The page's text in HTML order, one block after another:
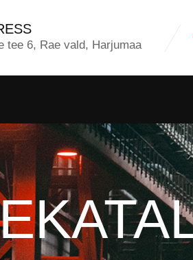
tee 6, Rae vald, Harjumaa